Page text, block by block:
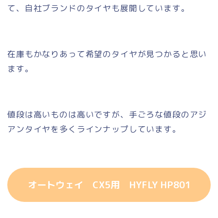
て、自社ブランドのタイヤも展開しています。
在庫もかなりあって希望のタイヤが見つかると思い
ます。
値段は高いものは高いですが、手ごろな値段のアジ
アンタイヤを多くラインナップしています。
オートウェイ CX5用 HYFLY HP801